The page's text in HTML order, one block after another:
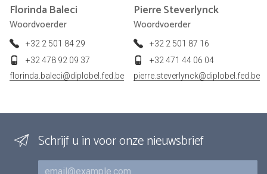
Florinda Baleci
Woordvoerder
+32 2 501 84 29
+32 478 92 09 37
florinda.baleci@diplobel.fed.be
PierreSteverlynck
Woordvoerder
+32 2 501 87 16
+32 471 44 06 04
pierre.steverlynck@diplobel.fed.be
Schrijf u in voor onze nieuwsbrief
E-mail